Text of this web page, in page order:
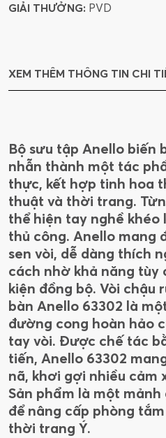
GIẢI THƯỞNG: PVD
XEM THÊM THÔNG TIN CHI
Bộ sưu tập Anello biến
nhẫn thành một tác
thực, kết hợp tinh hoa
thuật và thời trang.
thể hiện tay nghề
thủ công. Anello mang
sen vòi, dễ dàng thích
cách nhờ khả năng tùy
kiện đồng bộ. Vòi chậu
bàn Anello 63302 là
đường cong hoàn hảo
tay vòi. Được chế tác
tiến, Anello 63302
nã, khơi gợi nhiều cảm
Sản phẩm là một
để nâng cấp phòng
thời trang Ý.